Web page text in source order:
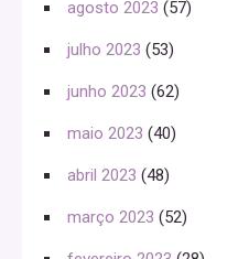
agosto 2023 (57)
julho 2023 (53)
junho 2023 (62)
maio 2023 (40)
abril 2023 (48)
março 2023 (52)